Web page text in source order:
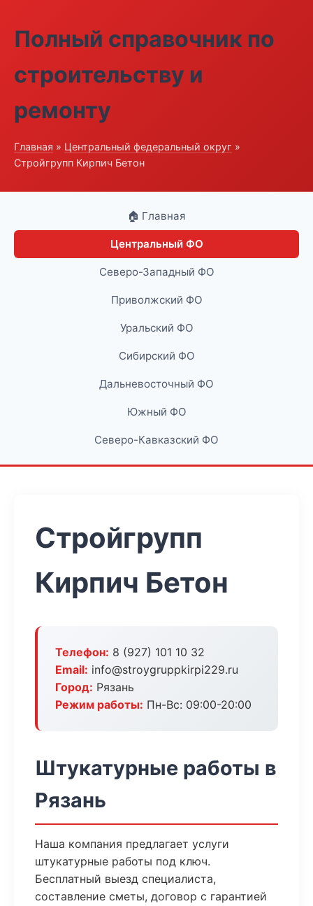
Полный справочник по
строительству и
ремонту
Главная » Центральный федеральный округ »
Стройгрупп Кирпич Бетон
🏠 Главная
Центральный ФО
Северо-Западный ФО
Приволжский ФО
Уральский ФО
Сибирский ФО
Дальневосточный ФО
Южный ФО
Северо-Кавказский ФО
Стройгрупп
Кирпич Бетон
Телефон: 8 (927) 101 10 32
Email: info@stroygruppkirpi229.ru
Город: Рязань
Режим работы: Пн-Вс: 09:00-20:00
Штукатурные работы в
Рязань
Наша компания предлагает услуги
штукатурные работы под ключ.
Бесплатный выезд специалиста,
составление сметы, договор с гарантией